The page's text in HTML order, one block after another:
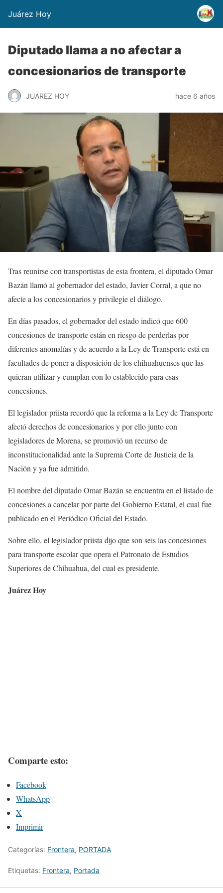
Juárez Hoy
Diputado llama a no afectar a
concesionarios de transporte
JUAREZ HOY hace 6 años
Tras reunirse con transportistas de esta frontera, el diputado Omar
Bazán llamó al gobernador del estado, Javier Corral, a que no
afecte a los concesionarios y privilegie el diálogo.
En días pasados, el gobernador del estado indicó que 600
concesiones de transporte están en riesgo de perderlas por
diferentes anomalías y de acuerdo a la Ley de Transporte está en
facultades de poner a disposición de los chihuahuenses que las
quieran utilizar y cumplan con lo establecido para esas
concesiones.
El legislador priista recordó que la reforma a la Ley de Transporte
afectó derechos de concesionarios y por ello junto con
legisladores de Morena, se promovió un recurso de
inconstitucionalidad ante la Suprema Corte de Justicia de la
Nación y ya fue admitido.
El nombre del diputado Omar Bazán se encuentra en el listado de
concesiones a cancelar por parte del Gobierno Estatal, el cual fue
publicado en el Periódico Oficial del Estado.
Sobre ello, el legislador priista dijo que son seis las concesiones
para transporte escolar que opera el Patronato de Estudios
Superiores de Chihuahua, del cual es presidente.
Juárez Hoy
Comparte esto:
Facebook
WhatsApp
X
Imprimir
Categorías: Frontera, PORTADA
Etiquetas: Frontera, Portada